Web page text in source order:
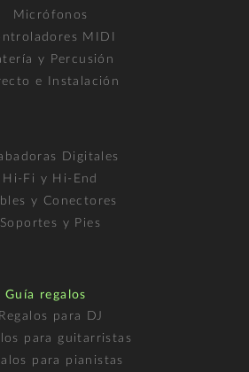
Micrófonos
MIDI
y Percusión
e Instalación
Digitales
Hi-Fi y Hi-End
y Conectores
Soportes y Pies
Guía regalos
Regalos para DJ
para guitarristas
para pianistas